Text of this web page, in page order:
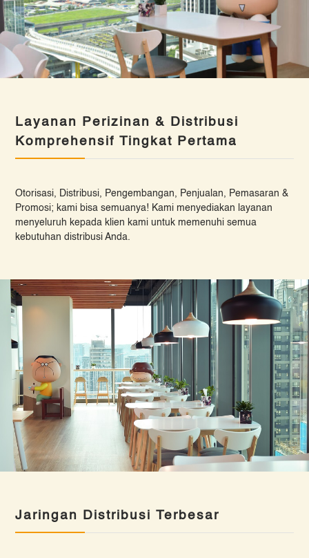
Layanan Perizinan & Distribusi
Komprehensif Tingkat Pertama
Otorisasi, Distribusi, Pengembangan, Penjualan, Pemasaran &
Promosi; kami bisa semuanya! Kami menyediakan layanan
menyeluruh kepada klien kami untuk memenuhi semua
kebutuhan distribusi Anda.
Jaringan Distribusi Terbesar